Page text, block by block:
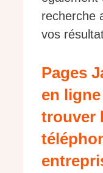
recherche
vos
Pages
en
trouver